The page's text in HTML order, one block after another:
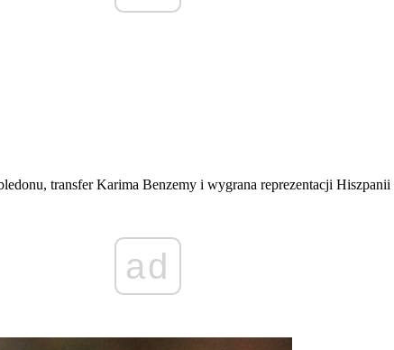
transfer Karima Benzemy i wygrana reprezentacji
ad